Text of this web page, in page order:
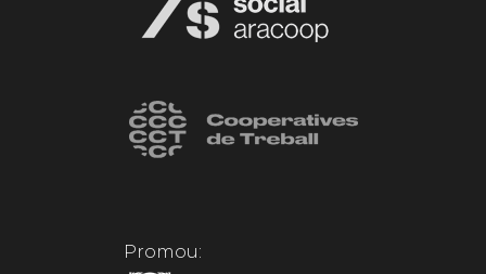
Promou: